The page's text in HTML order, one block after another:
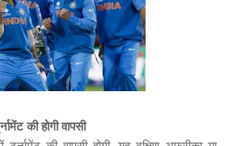
की होगी वापसी